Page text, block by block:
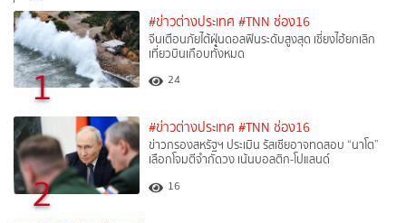
1
#ข่าวต่างประเทศ #TNN ช่อง16
จีนเตือนภัยไต้ฝุ่นดอลฟินระดับสูงสุด เซี่ยงไฮ้ยกเลิก
เที่ยวบินเกือบทั้งหมด
24
2
#ข่าวต่างประเทศ #TNN ช่อง16
ข่าวกรองสหรัฐฯ ประเมิน รัสเซียอาจทดสอบ “นาโต”
เลือกโจมตีจำกัดวง เน้นบอลติก-โปแลนด์
16